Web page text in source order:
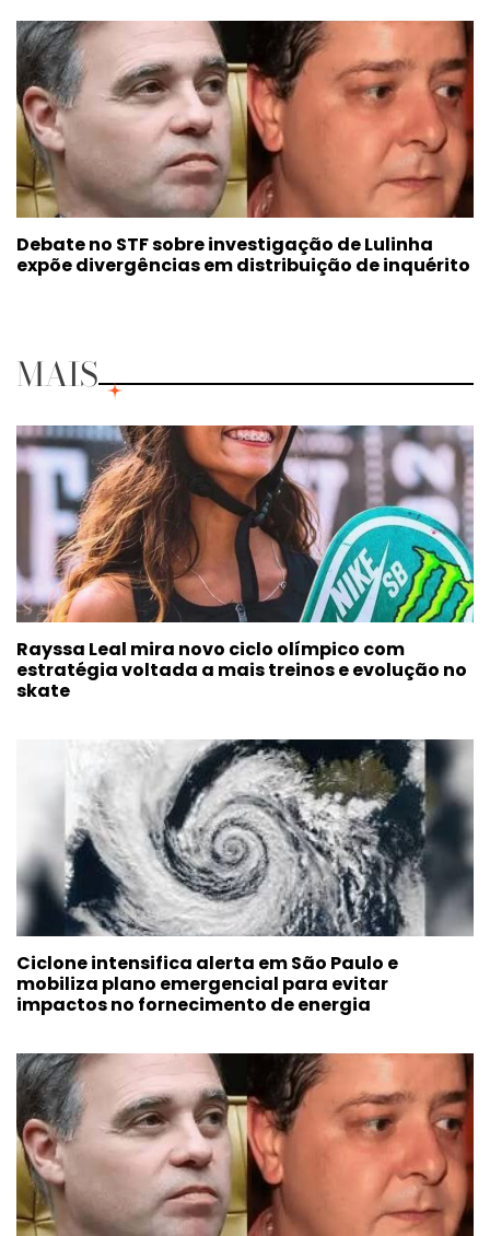
Debate no STF sobre investigação de Lulinha
expõe divergências em distribuição de inquérito
MAIS
Rayssa Leal mira novo ciclo olímpico com
estratégia voltada a mais treinos e evolução no
skate
Ciclone intensifica alerta em São Paulo e
mobiliza plano emergencial para evitar
impactos no fornecimento de energia